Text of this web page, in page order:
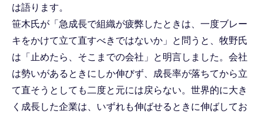
は語ります。
笹木氏が「急成長で組織が疲弊したときは、一度ブレー
キをかけて立て直すべきではないか」と問うと、牧野氏
は「止めたら、そこまでの会社」と明言しました。会社
は勢いがあるときにしか伸びず、成長率が落ちてから立
て直そうとしても二度と元には戻らない。世界的に大き
く成長した企業は、いずれも伸ばせるときに伸ばしてお